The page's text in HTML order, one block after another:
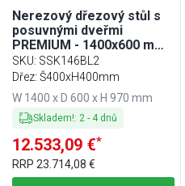
Nerezový dřezový stůl s
posuvnými dveřmi
PREMIUM - 1400x600 mm -
s 2 dřezy vlevo
SKU: SSK146BL2
Dřez: Š400xH400mm
W 1400 x D 600 x H 970 mm
Skladem!: 2- 4 dnů
12.533,09 €*
RRP 23.714,08 €